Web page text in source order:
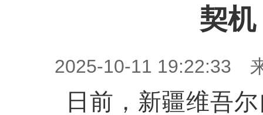
契机
2025-10-11 19:22:33
日前，新疆维吾尔